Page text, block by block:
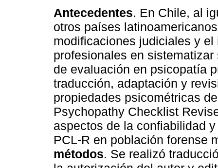
Antecedentes. En Chile, al
otros países
modificaciones judiciales y el
profesionales en sistematizar
de evaluación en psicopatía
traducción, adaptación y
propiedades psicométricas
Psychopathy Checklist
aspectos de la confiabilidad
PCL-R en población forense
métodos. Se realizó